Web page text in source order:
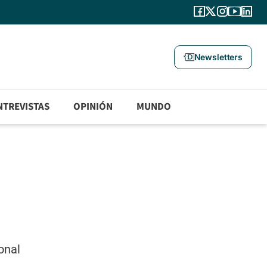
Newsletters
OPINIÓN MUNDO